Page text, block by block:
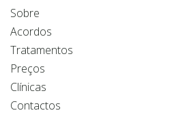
Sobre
Acordos
Tratamentos
Preços
Clínicas
Contactos